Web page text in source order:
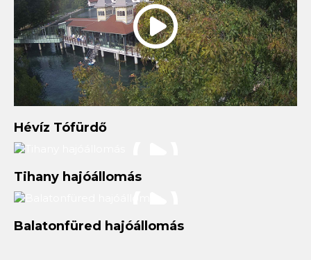
Hévíz Tófürdő
Tihany hajóállomás
Balatonfüred hajóállomás